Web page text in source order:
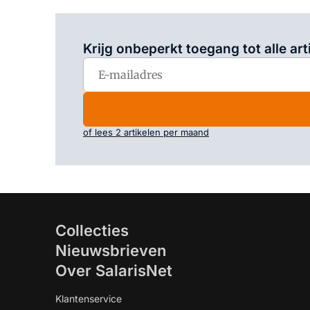
Krijg onbeperkt toegang tot alle
of lees 2 artikelen per maand
Collecties
Nieuwsbrieven
Over SalarisNet
Klantenservice